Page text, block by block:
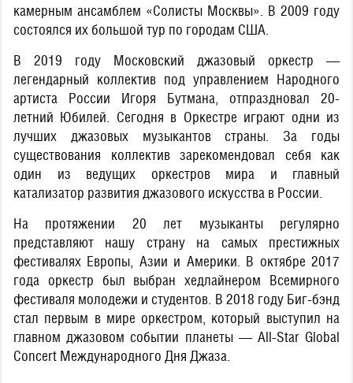
камерным ансамблем «Солисты Москвы». В 2009 году
состоялся их большой тур по городам США.
В 2019 году Московский джазовый оркестр —
легендарный коллектив под управлением Народного
артиста России Игоря Бутмана, отпраздновал 20-
летний Юбилей. Сегодня в Оркестре играют одни из
лучших джазовых музыкантов страны. За годы
существования коллектив зарекомендовал себя как
один из ведущих оркестров мира и главный
катализатор развития джазового искусства в России.
На протяжении 20 лет музыканты регулярно
представляют нашу страну на самых престижных
фестивалях Европы, Азии и Америки. В октябре 2017
года оркестр был выбран хедлайнером Всемирного
фестиваля молодежи и студентов. В 2018 году Биг-бэнд
стал первым в мире оркестром, который выступил на
главном джазовом событии планеты — All-Star Global
Concert Международного Дня Джаза.